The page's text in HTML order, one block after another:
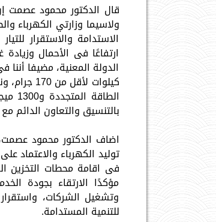
قال الدكتور محمود عصمت
ولاسيما وزارتي الكهرباء
الاستدامة والاستقرار
ارتفاعًا فى الأحمال
الدولة المعنية، مضيفا
بالتنسيق والتعاون الدائم
اضاف الدكتور محمود
توليد الكهرباء والاعتماد
فى اقامة محطات التخزين
مؤكدًا الارتقاء بجودة
وتشغيل الشركات،
للتنمية المستدامة.